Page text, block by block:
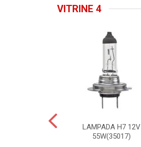
VITRINE 4
LAMPADA H7 12V
55W(35017)